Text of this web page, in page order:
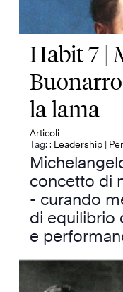
Habit 7 |
la lama
Articoli
Tag: : Leadership |
concetto di
- curando
di equilibrio
e